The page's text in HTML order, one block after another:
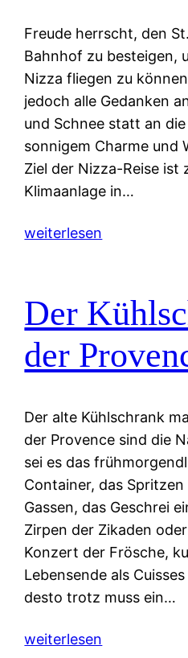
Freude herrscht, den
Bahnhof zu besteigen,
Nizza fliegen zu
jedoch alle Gedanken
und Schnee statt an die
sonnigem Charme und
Ziel der Nizza-Reise ist
Klimaanlage in…
weiterlesen
Der
der
Der alte Kühlschrank
der Provence sind die
sei es das
Container, das
Gassen, das Geschrei
Zirpen der Zikaden
Konzert der Frösche,
Lebensende als
desto trotz muss ein…
weiterlesen